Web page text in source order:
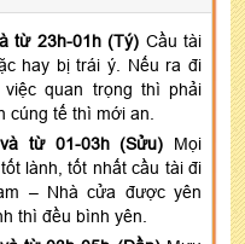
từ 23h-01h (Tý) Cầu tài
hay bị trái ý. Nếu ra đi
quan trọng thì phải
cúng tế thì mới an.
từ 01-03h (Sửu)
Mọi
lành, tốt nhất cầu tài đi
– Nhà cửa được yên
thì đều bình yên.